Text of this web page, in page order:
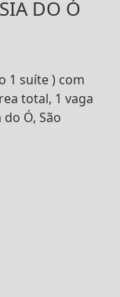
DO Ó
1 suíte ) com
total, 1 vaga
Ó, São